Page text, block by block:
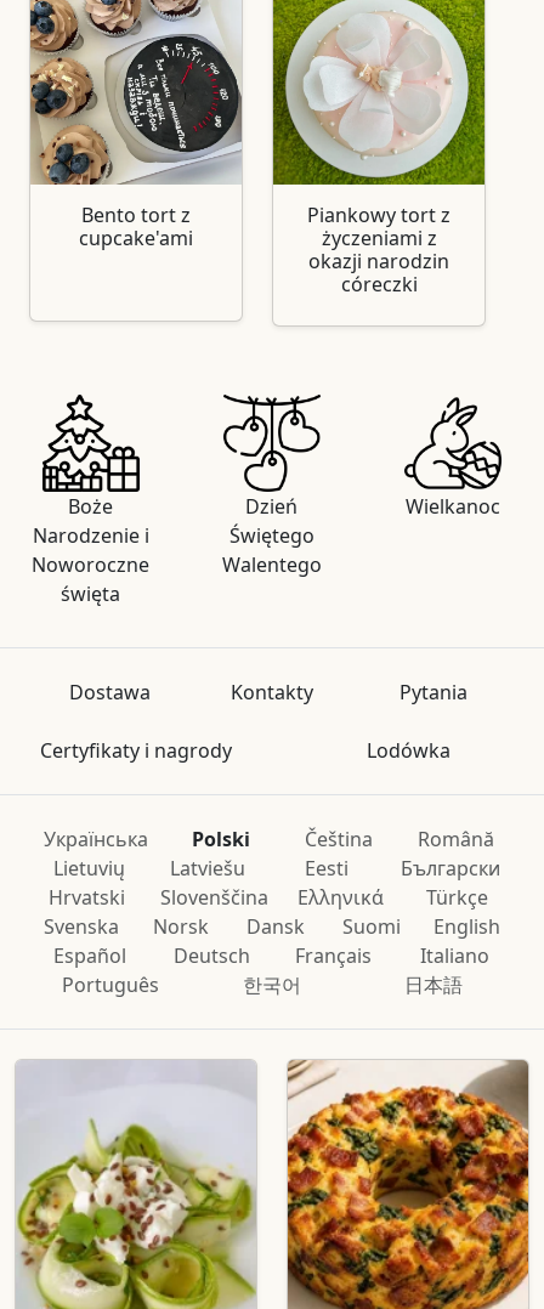
Bento tort z
cupcake'ami
Piankowy tort z
życzeniami z
okazji narodzin
córeczki
Boże
Narodzenie i
Noworoczne
święta
Dzień
Świętego
Walentego
Wielkanoc
Dostawa Kontakty Pytania
Certyfikaty i nagrody Lodówka
Українська Polski Čeština
Română
Lietuvių
Latviešu Eesti
Български
Hrvatski
Slovenščina Ελληνικά
Türkçe
Svenska
Norsk Dansk Suomi
English
Español
Deutsch Français
Italiano
Português
한국어 日本語